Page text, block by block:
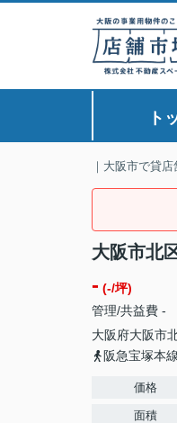
ト
｜大阪市で貸
大阪市北
- (-/坪)
管理/共益費 -
大阪府大阪市
阪急宝塚本
価格
面積